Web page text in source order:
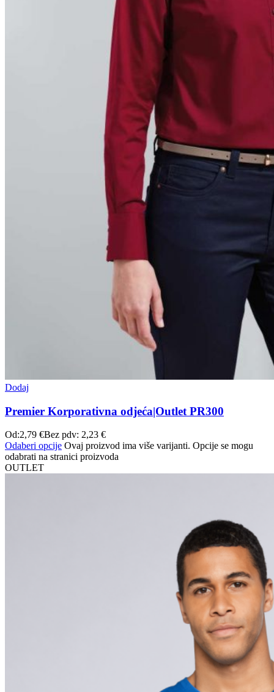
Dodaj
Premier Korporativna odjeća|Outlet PR300
Od:2,79 €Bez pdv: 2,23 €
Odaberi opcije Ovaj proizvod ima više varijanti. Opcije se mogu
odabrati na stranici proizvoda
OUTLET